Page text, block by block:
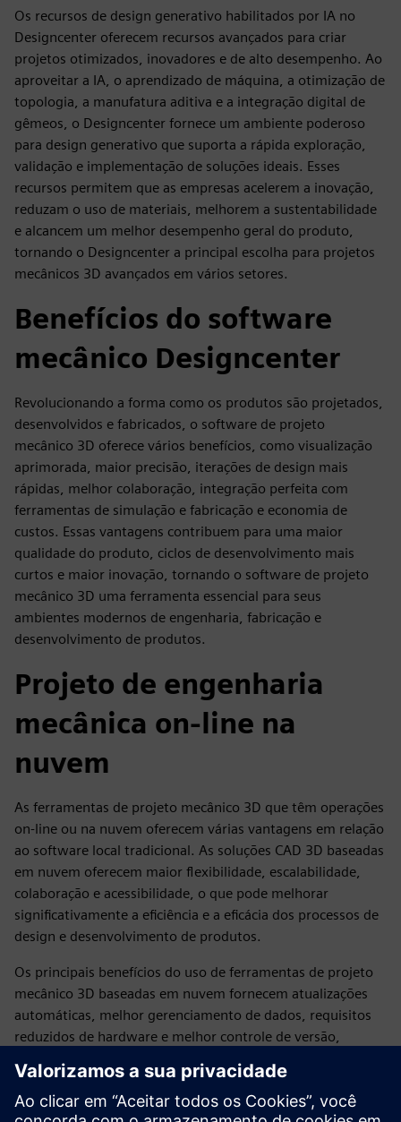
Os recursos de design generativo habilitados por IA no
Designcenter oferecem recursos avançados para criar
projetos otimizados, inovadores e de alto desempenho. Ao
aproveitar a IA, o aprendizado de máquina, a otimização de
topologia, a manufatura aditiva e a integração digital de
gêmeos, o Designcenter fornece um ambiente poderoso
para design generativo que suporta a rápida exploração,
validação e implementação de soluções ideais. Esses
recursos permitem que as empresas acelerem a inovação,
reduzam o uso de materiais, melhorem a sustentabilidade
e alcancem um melhor desempenho geral do produto,
tornando o Designcenter a principal escolha para projetos
mecânicos 3D avançados em vários setores.
Benefícios do software
mecânico Designcenter
Revolucionando a forma como os produtos são projetados,
desenvolvidos e fabricados, o software de projeto
mecânico 3D oferece vários benefícios, como visualização
aprimorada, maior precisão, iterações de design mais
rápidas, melhor colaboração, integração perfeita com
ferramentas de simulação e fabricação e economia de
custos. Essas vantagens contribuem para uma maior
qualidade do produto, ciclos de desenvolvimento mais
curtos e maior inovação, tornando o software de projeto
mecânico 3D uma ferramenta essencial para seus
ambientes modernos de engenharia, fabricação e
desenvolvimento de produtos.
Projeto de engenharia
mecânica on-line na
nuvem
As ferramentas de projeto mecânico 3D que têm operações
on-line ou na nuvem oferecem várias vantagens em relação
ao software local tradicional. As soluções CAD 3D baseadas
em nuvem oferecem maior flexibilidade, escalabilidade,
colaboração e acessibilidade, o que pode melhorar
significativamente a eficiência e a eficácia dos processos de
design e desenvolvimento de produtos.
Os principais benefícios do uso de ferramentas de projeto
mecânico 3D baseadas em nuvem fornecem atualizações
automáticas, melhor gerenciamento de dados, requisitos
reduzidos de hardware e melhor controle de versão,
distribuídas globalmente. Ao aproveitar o poder da nuvem,
as empresas podem acelerar seus processos de design,